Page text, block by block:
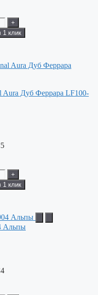
+
1 клик
Дуб Феррара LF100-
+
1 клик
Альпы